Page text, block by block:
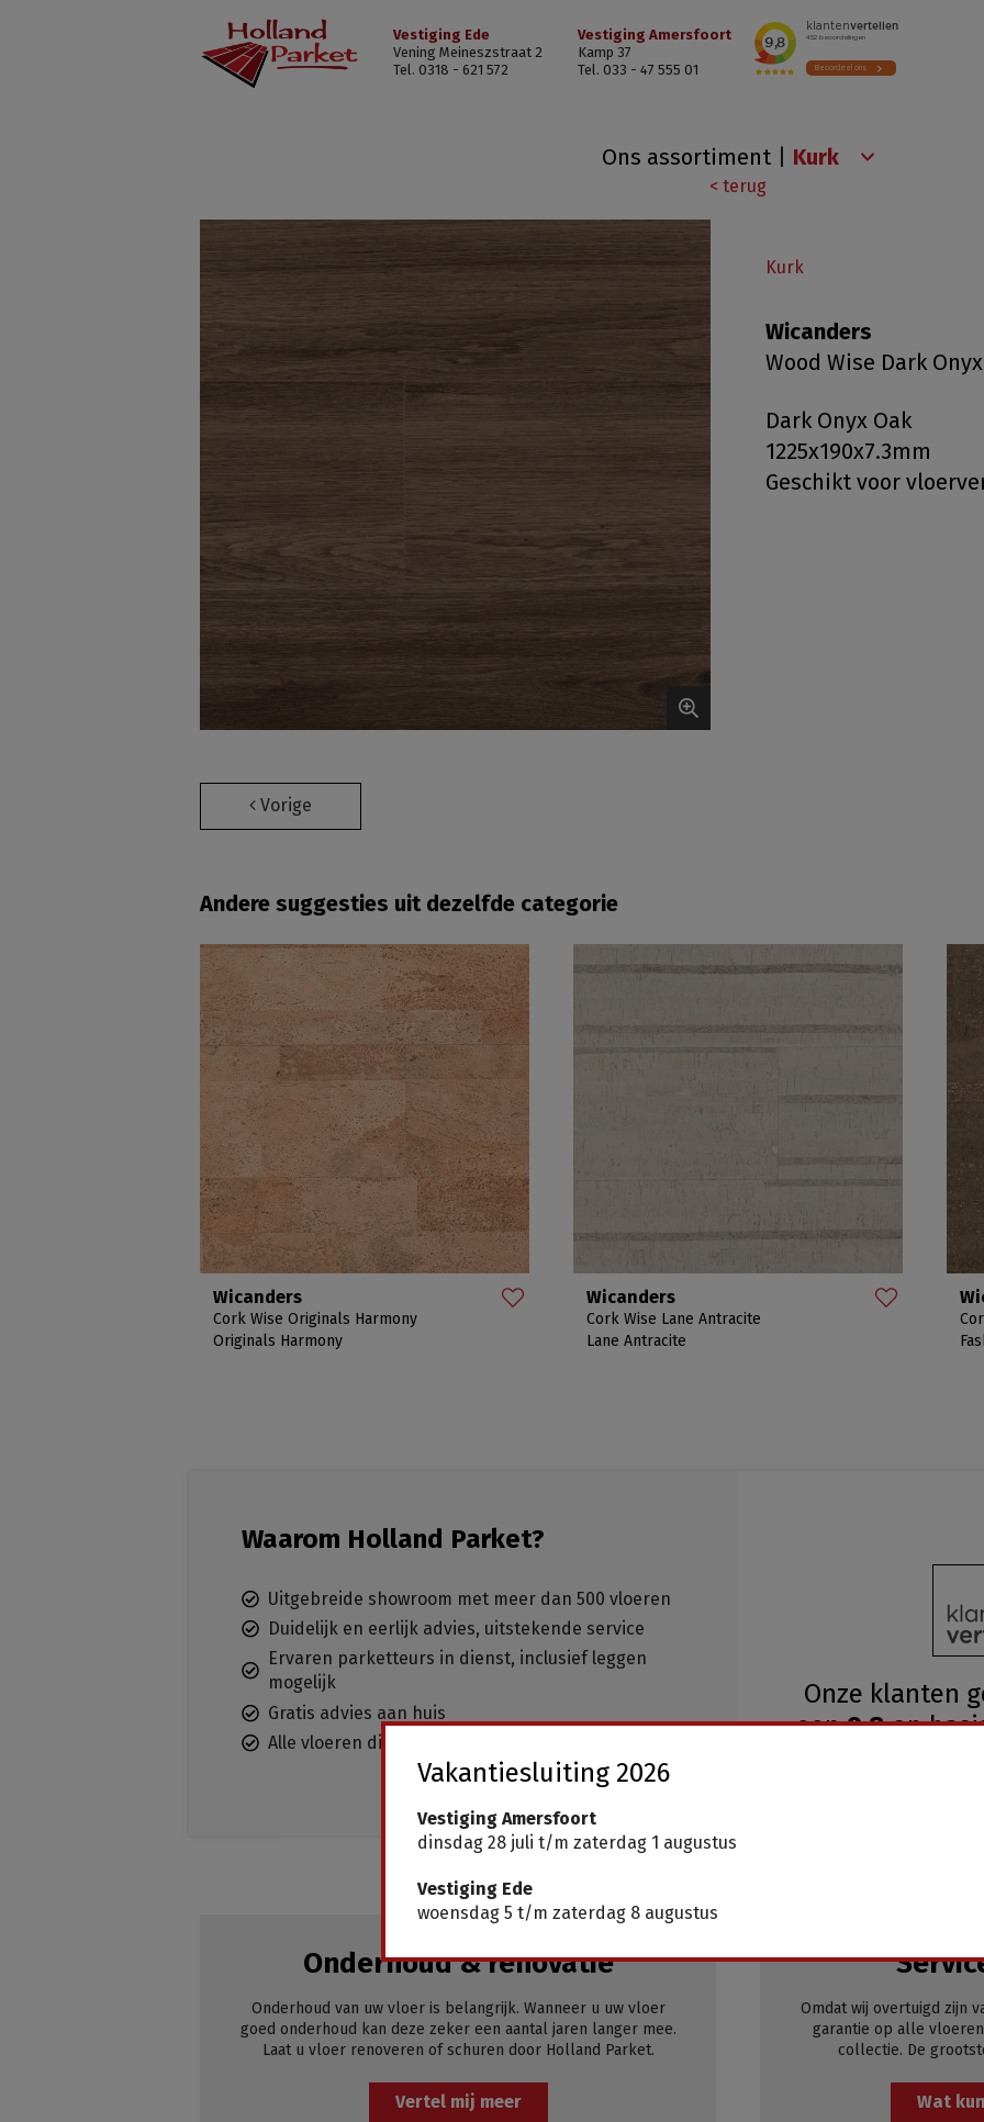
Vestiging Ede
Vening Meineszstraat 2
Tel. 0318 - 621 572
Vestiging Amersfoort
Kamp 37
Tel. 033 - 47 555 01
Oak
Ons assortiment
< terug
Kurk
Wicanders
Wood Wise Dark
Dark Onyx Oak
1225x190x7.3mm
Geschikt voor
Vorige
Andere suggesties uit dezelfde categorie
Wicanders
Cork Wise Originals Harmony
Originals Harmony
Wicanders
Cork Wise Lane Antracite
Lane Antracite
Waarom Holland Parket?
Uitgebreide showroom met meer dan 500 vloeren
Duidelijk en eerlijk advies, uitstekende service
Ervaren parketteurs in dienst, inclusief leggen
mogelijk
Gratis advies aan huis
Alle vloeren direct leverbaar, geen wachttijden
Onze klanten
een9.8op
Onderhoud & renovatie
Onderhoud van uw vloer is belangrijk. Wanneer u uw vloer
goed onderhoud kan deze zeker een aantal jaren langer mee.
Laat u vloer renoveren of schuren door Holland Parket.
Vertel mij meer
Omdat wij overtuigd zijn
garantie op alle
collectie. De
Wat
Vakantiesluiting 2026
Vestiging Amersfoort
dinsdag 28 juli t/m zaterdag 1 augustus
Vestiging Ede
woensdag 5 t/m zaterdag 8 augustus